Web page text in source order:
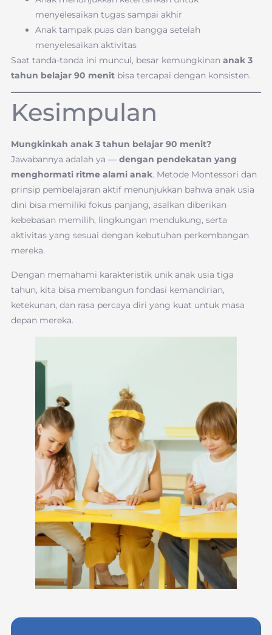
menyelesaikan tugas sampai akhir
Anak tampak puas dan bangga setelah
menyelesaikan aktivitas
Saat tanda-tanda ini muncul, besar kemungkinan anak 3
tahun belajar 90 menitbisa tercapai dengan konsisten.
Kesimpulan
Mungkinkah anak 3 tahun belajar 90 menit?
Jawabannya adalah ya — dengan pendekatan yang
menghormati ritme alami anak. Metode Montessori dan
prinsip pembelajaran aktif menunjukkan bahwa anak usia
dini bisa memiliki fokus panjang, asalkan diberikan
kebebasan memilih, lingkungan mendukung, serta
aktivitas yang sesuai dengan kebutuhan perkembangan
mereka.
Dengan memahami karakteristik unik anak usia tiga
tahun, kita bisa membangun fondasi kemandirian,
ketekunan, dan rasa percaya diri yang kuat untuk masa
depan mereka.